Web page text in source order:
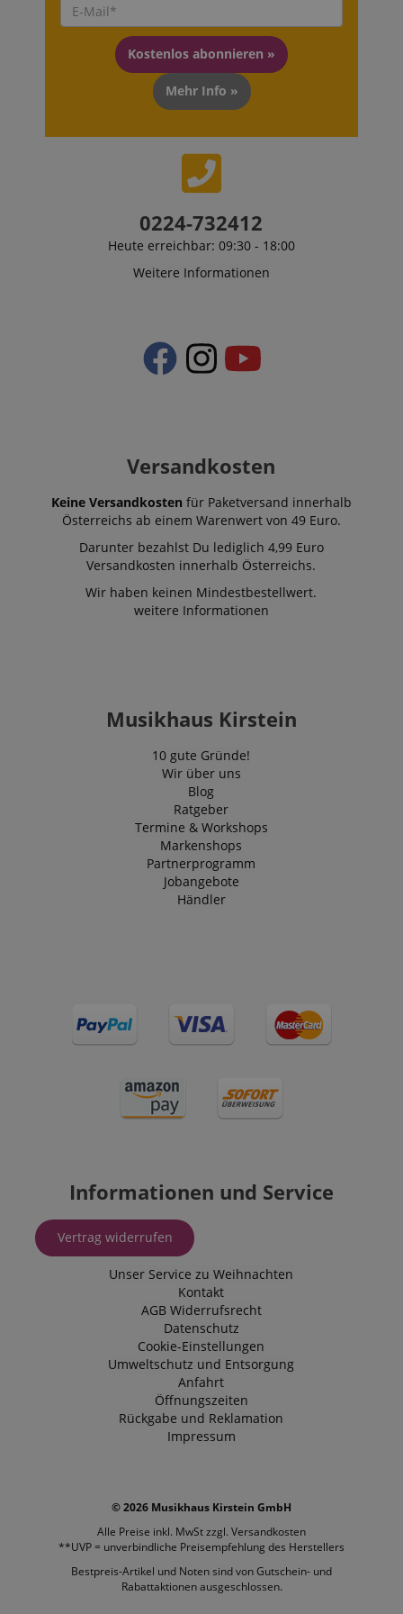
Kostenlos abonnieren »
Mehr Info »
0224-732412
Heute erreichbar: 09:30 - 18:00
Weitere Informationen
Versandkosten
Keine Versandkosten für Paketversand innerhalb
Österreichs ab einem Warenwert von 49 Euro.
Darunter bezahlst Du lediglich 4,99 Euro
Versandkosten innerhalb Österreichs.
Wir haben keinen Mindestbestellwert.
weitere Informationen
Musikhaus Kirstein
10 gute Gründe!
Wir über uns
Blog
Ratgeber
Termine & Workshops
Markenshops
Partnerprogramm
Jobangebote
Händler
Informationen und Service
Vertrag widerrufen
Unser Service zu Weihnachten
Kontakt
AGB Widerrufsrecht
Datenschutz
Cookie-Einstellungen
Umweltschutz und Entsorgung
Anfahrt
Öffnungszeiten
Rückgabe und Reklamation
Impressum
© 2026 Musikhaus Kirstein GmbH
Alle Preise inkl. MwSt zzgl. Versandkosten
**UVP = unverbindliche Preisempfehlung des Herstellers
Bestpreis-Artikel und Noten sind von Gutschein- und
Rabattaktionen ausgeschlossen.
answers were
clicked, on
which page
he was the
Google-
Datenschutzerklärung